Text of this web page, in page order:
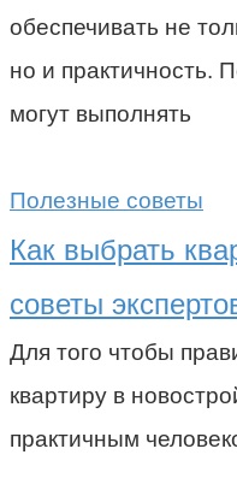
обеспечивать не
но и практичность.
могут выполнять
Полезные советы
Как выбрать
советы
Для того чтобы
квартиру в
практичным